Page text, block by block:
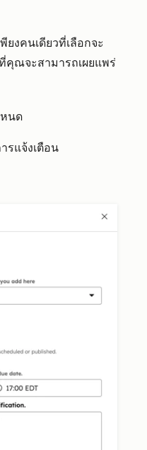
ยงคนเดียวที่เลือกจะ
ณจะสามารถเผยแพร่
นด
รแจ้งเตือน